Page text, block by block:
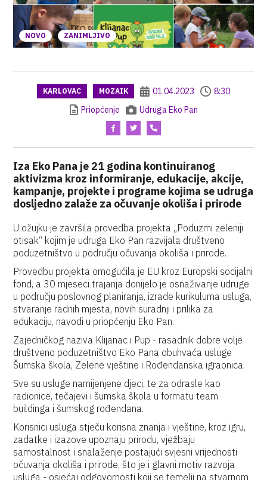
NOVO ZANIMLJIVO
KARLOVAC MOZAIK 01.04.2023
8:30
Priopćenje
Udruga Eko Pan
Iza Eko Pana je 21 godina kontinuiranog
aktivizma kroz informiranje, edukacije, akcije,
kampanje, projekte i programe kojima se udruga
dosljedno zalaže za očuvanje okoliša i prirode
U ožujku je završila provedba projekta „Poduzmi zeleniji
otisak“ kojim je udruga Eko Pan razvijala društveno
poduzetništvo u području očuvanja okoliša i prirode.
Provedbu projekta omogućila je EU kroz Europski socijalni
fond, a 30 mjeseci trajanja donijelo je osnaživanje udruge
u području poslovnog planiranja, izrade kurikuluma usluga,
stvaranje radnih mjesta, novih suradnji i prilika za
edukaciju, navodi u priopćenju Eko Pan.
Zajedničkog naziva Klijanac i Pup - rasadnik dobre volje
društveno poduzetništvo Eko Pana obuhvaća usluge
Šumska škola, Zelene vještine i Rođendanska igraonica.
Sve su usluge namijenjene djeci, te za odrasle kao
radionice, tečajevi i šumska škola u formatu team
buildinga i šumskog rođendana.
Korisnici usluga stječu korisna znanja i vještine, kroz igru,
zadatke i izazove upoznaju prirodu, vježbaju
samostalnost i snalaženje postajući svjesni vrijednosti
očuvanja okoliša i prirode, što je i glavni motiv razvoja
usluga - osjećaj odgovornosti koji se temelji na stvarnom